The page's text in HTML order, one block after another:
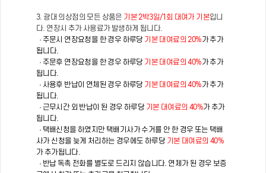
3. 광대 의상점의 모든 상품은 기본 2박3일/1회 대여가 기본입니
다. 연장시 추가 사용료가 발생하게 됩니다.
· 주문시 연장요청을 한 경우 하루당 기본 대여료의 20%가 추가
됩니다.
· 주문후 연장요청을 한 경우 하루당 기본 대여료의 40%가 추가
됩니다.
· 사용후 반납이 연체된 경우 하루당 기본 대여료의 40%가 추가
됩니다.
· 근무시간 외 반납이 된 경우 하루당 기본 대여료의 40%가 추가
됩니다.
· 택배신청을 하였지만 택배기사가 수거를 안 한 경우 또는 택배
사가 신청을 늦게 처리하는 경우에도 하루당 기본 대여료의 40%
가 추가됩니다.
· 반납 독촉 전화를 별도로 드리지 않습니다. 연체가 된 경우 보증